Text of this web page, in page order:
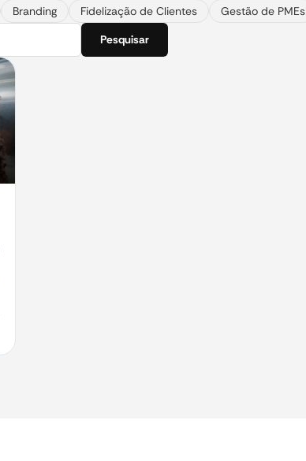
Branding Fidelização de Clientes Gestão de PMEs
Pesquisar